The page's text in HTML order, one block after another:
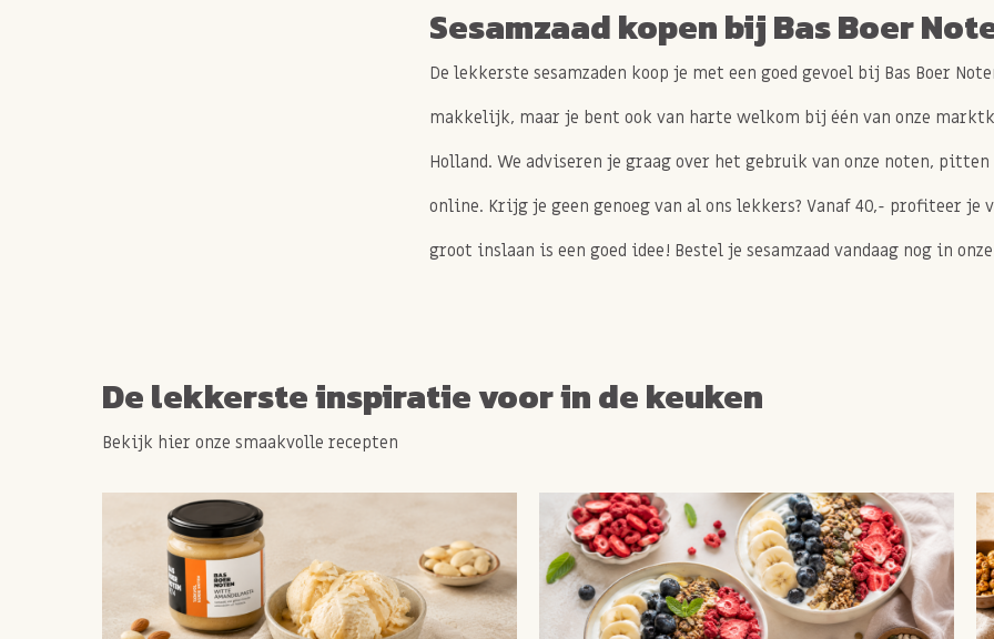
Sesamzaad kopen bij Bas Boer
De lekkerste sesamzaden koop je met een goed gevoel bij Bas Boer
makkelijk, maar je bent ook van harte welkom bij één van onze
Holland. We adviseren je graag over het gebruik van onze noten,
online. Krijg je geen genoeg van al ons lekkers? Vanaf 40,- profiteer je
groot inslaan is een goed idee! Bestel je sesamzaad vandaag nog in
De lekkerste inspiratie voor in de keuken
Bekijk hier onze smaakvolle recepten